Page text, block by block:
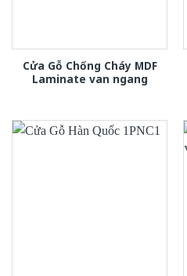
Cửa Gỗ Chống Cháy MDF
Laminate van ngang